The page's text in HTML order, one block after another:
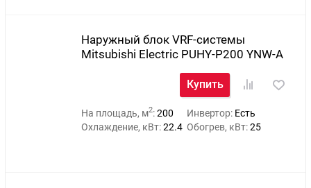
Наружный блок VRF-системы
Mitsubishi Electric PUHY-P200 YNW-A
Купить
На площадь, м2:200 Инвертор: Есть
Охлаждение, кВт:22.4 Обогрев, кВт:25